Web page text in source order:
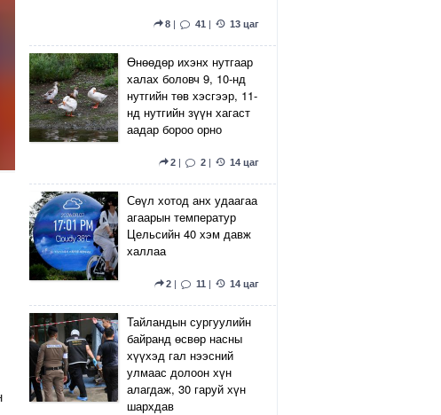
8 | 41 | 13 цаг
Өнөөдөр ихэнх нутгаар
халах боловч 9, 10-нд
нутгийн төв хэсгээр, 11-
нд нутгийн зүүн хагаст
аадар бороо орно
2 | 2 | 14 цаг
Сөүл хотод анх удаагаа
агаарын температур
Цельсийн 40 хэм давж
халлаа
2 | 11 | 14 цаг
Тайландын сургуулийн
байранд өсвөр насны
хүүхэд гал нээсний
улмаас долоон хүн
алагдаж, 30 гаруй хүн
шархдав